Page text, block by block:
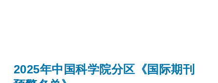
2025年中国科学院分区《国际期刊